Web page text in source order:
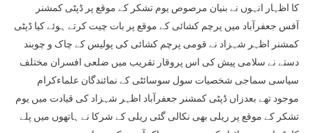
کا اظہار انہوں نے بنیان مرصوص یوم تشکر کے موقع پر ڈپٹی کمشنر
آفس جعفرآباد میں پرچم کشائی کے موقع پر بات چیت کرتے ہوئے کیا ڈپٹی
کمشنر اظہر شہزاد نے قومی پرچم کشائی کی پولیس کے چاک و چوبند
دستے نے سلامی پیش کی اس پروقار تقریب میں ضلعی افسران مختلف
سیاسی سماجی شخصیات سول سوسائٹی کے نمائندگان علماءکرام
موجود تھے بعدزاں ڈپٹی کمشنر جعفرآباد اظہر شہزاد کی قیادت میں یوم
تشکر کے موقع پر ریلی بھی نکالی گئی ریلی کے شرکا نے ہاتھوں میں پلے